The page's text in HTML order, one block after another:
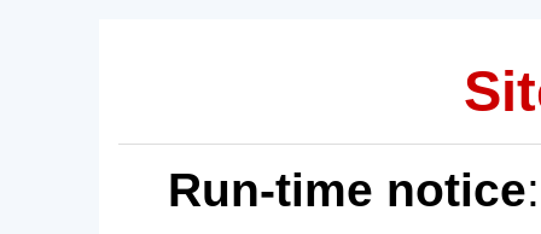
Run-time notice